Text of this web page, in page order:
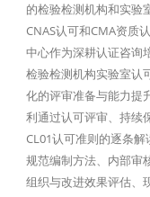
的检验检测机构和实验
CNAS认可和CMA资质
中心作为深耕认证咨询
检验检测机构实验室认
化的评审准备与能力提
利通过认可评审、持续
CL01认可准则的逐条
规范编制方法、内部审
组织与改进效果评估、